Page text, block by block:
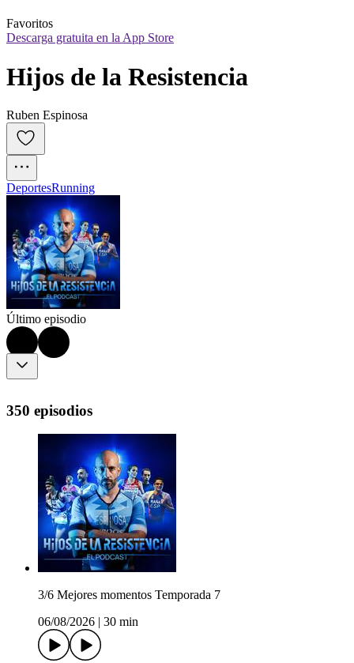
Favoritos
Descarga gratuita en la App Store
Hijos de la Resistencia
Ruben Espinosa
DeportesRunning
Último episodio
350 episodios
3/6 Mejores momentos Temporada 7
06/08/2026
30 min